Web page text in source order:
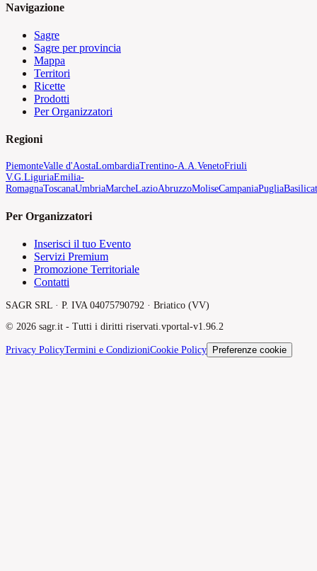
Navigazione
Sagre
Sagre per provincia
Mappa
Territori
Ricette
Prodotti
Per Organizzatori
Regioni
PiemonteValle d'AostaLombardiaTrentino-A.A.VenetoFriuli
V.G.LiguriaEmilia-
RomagnaToscanaUmbriaMarcheLazioAbruzzoMoliseCampaniaPuglia
Per Organizzatori
Inserisci il tuo Evento
Servizi Premium
Promozione Territoriale
Contatti
SAGR SRL · P. IVA 04075790792 · Briatico (VV)
© 2026 sagr.it - Tutti i diritti riservati. vportal-v1.96.2
Privacy PolicyTermini e CondizioniCookie Policy Preferenze cookie